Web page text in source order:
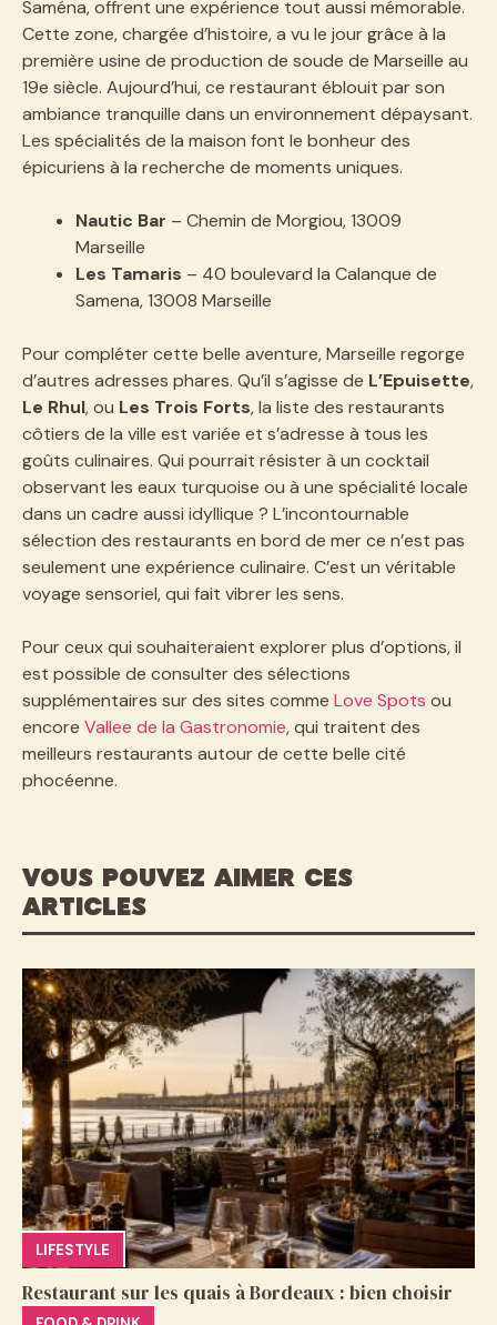
Saména, offrent une expérience tout aussi mémorable.
Cette zone, chargée d’histoire, a vu le jour grâce à la
première usine de production de soude de Marseille au
19e siècle. Aujourd’hui, ce restaurant éblouit par son
ambiance tranquille dans un environnement dépaysant.
Les spécialités de la maison font le bonheur des
épicuriens à la recherche de moments uniques.
Nautic Bar – Chemin de Morgiou, 13009
Marseille
Les Tamaris – 40 boulevard la Calanque de
Samena, 13008 Marseille
Pour compléter cette belle aventure, Marseille regorge
d’autres adresses phares. Qu’il s’agisse de L’Epuisette,
Le Rhul, ou Les Trois Forts, la liste des restaurants
côtiers de la ville est variée et s’adresse à tous les
goûts culinaires. Qui pourrait résister à un cocktail
observant les eaux turquoise ou à une spécialité locale
dans un cadre aussi idyllique ? L’incontournable
sélection des restaurants en bord de mer ce n’est pas
seulement une expérience culinaire. C’est un véritable
voyage sensoriel, qui fait vibrer les sens.
Pour ceux qui souhaiteraient explorer plus d’options, il
est possible de consulter des sélections
supplémentaires sur des sites comme Love Spots ou
encore Vallee de la Gastronomie, qui traitent des
meilleurs restaurants autour de cette belle cité
phocéenne.
VOUS POUVEZ AIMER CES
ARTICLES
LIFESTYLE
Restaurant sur les quais à Bordeaux : bien choisir